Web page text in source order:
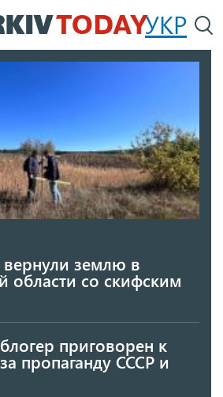
Перейти
к
УКР
вернули землю в
области со скифским
приговорен к
пропаганду СССР и